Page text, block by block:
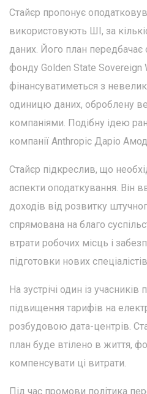
Стайєр пропонує
використовують ШІ, за
даних. Його план передбачає
фонду Golden State Sovereign
фінансуватиметься з
одиницю даних, оброблену
компаніями. Подібну ідею
компанії Anthropic Даріо
Стайєр підкреслив, що
аспекти оподаткування. Він
доходів від розвитку
спрямована на благо
втрати робочих місць і
підготовки нових
На зустрічі один із учасників
підвищення тарифів на
розбудовою дата-центрів.
план буде втілено в життя,
компенсувати ці витрати.
Під час промови політика